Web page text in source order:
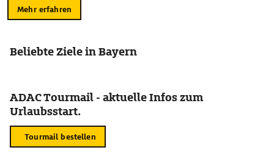
Mehr erfahren
Beliebte Ziele in Bayern
ADAC Tourmail - aktuelle Infos zum
Urlaubsstart.
Tourmail bestellen